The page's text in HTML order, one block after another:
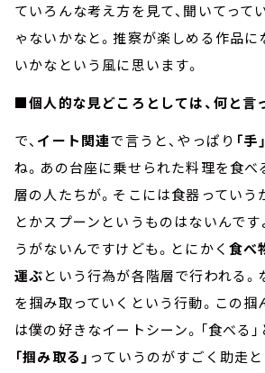
ていろんな考え方を見て、聞いてって
ゃないかなと。推察が楽しめる作品
いかなという風に思います。
■個人的な見どころとしては、何と言
で、 イート関連で言うと、やっぱり 「手」
ね。あの台座に乗せられた料理を食べ
層の人たちが。そこには食器っていう
とかスプーンというものはないんです
うがないんですけども。とにかく 食べ
運ぶという行為が各階層で行われる
を掴み取っていくという行動。この掴
は僕の好きなイートシーン。「食べる
「掴み取る」 っていうのがすごく助走